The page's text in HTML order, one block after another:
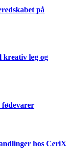
på
kreativ leg og
fødevarer
hos CeriX